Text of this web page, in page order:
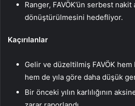
Ranger, FAVÖK’ün serbest nakit
dönüştürülmesini hedefliyor.
Kaçırılanlar
Gelir ve düzeltilmiş FAVÖK
hem de yıla göre daha düşük
Bir önceki yılın karlılığının